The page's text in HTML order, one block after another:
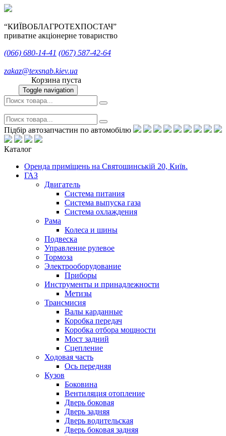
“КИЇВОБЛАГРОТЕХПОСТАЧ”
приватне акціонерне товариство
(066) 680-14-41 (067) 587-42-64
zakaz@texsnab.kiev.ua
Корзина пуста
Toggle navigation
Підбір автозапчастин по автомобілю
Каталог
Оренда приміщень на Святошинській 20, Київ.
ГАЗ
Двигатель
Система питания
Система выпуска газа
Система охлаждения
Рама
Колеса и шины
Подвеска
Управление рулевое
Тормоза
Электрооборудование
Приборы
Инструменты и принадлежности
Метизы
Трансмисия
Валы карданные
Коробка передач
Коробка отбора мощности
Мост задний
Сцепление
Ходовая часть
Ось передняя
Кузов
Боковина
Вентиляция отопление
Дверь боковая
Дверь задняя
Дверь водительская
Дверь боковая задняя